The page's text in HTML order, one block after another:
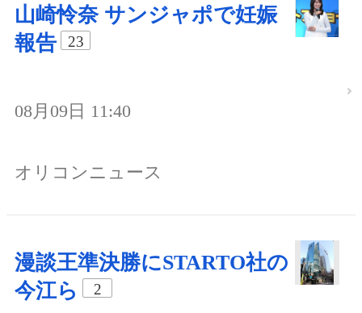
山崎怜奈 サンジャポで妊娠
報告
23
08月09日 11:40
オリコンニュース
漫談王準決勝にSTARTO社の
今江ら
2